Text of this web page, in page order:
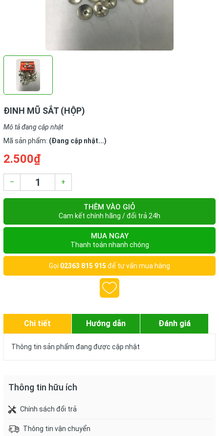
ĐINH MŨ SẮT (HỘP)
Mô tả đang cập nhật
Mã sản phẩm: (Đang cập nhật...)
2.500₫
– +
THÊM VÀO GIỎ
Cam kết chính hãng / đổi trả 24h
MUA NGAY
Thanh toán nhanh chóng
Gọi 02363 815 915 để tư vấn mua hàng
Chi tiết Hướng dẫn Đánh giá
Thông tin sản phẩm đang được cập nhật
Thông tin hữu ích
Chính sách đổi trả
Thông tin vận chuyển